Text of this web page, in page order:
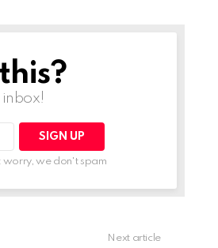
worry, we don't spam
Next article